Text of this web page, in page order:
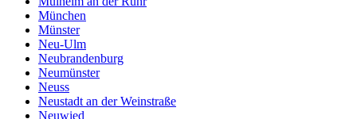
München
Münster
Neu-Ulm
Neubrandenburg
Neumünster
Neuss
Neustadt an der Weinstraße
Neuwied